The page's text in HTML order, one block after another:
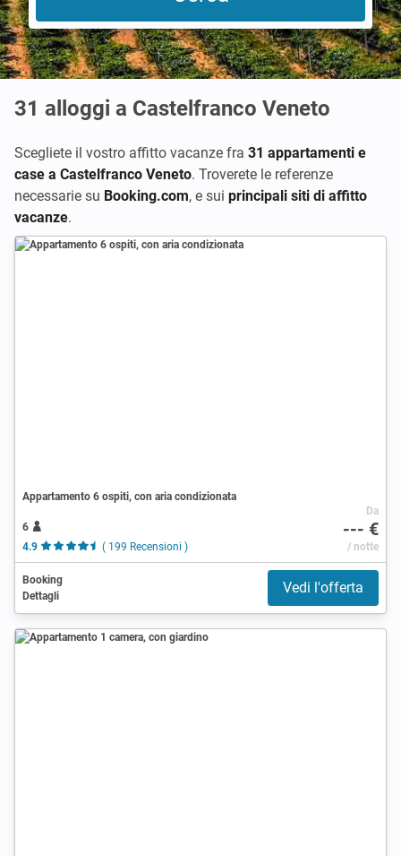
31 alloggi a Castelfranco Veneto
Scegliete il vostro affitto vacanze fra 31 appartamenti e
case a Castelfranco Veneto. Troverete le referenze
necessarie su Booking.com, e sui principali siti di affitto
vacanze.
Appartamento 6 ospiti, con aria condizionata
6
4.9
( 199 Recensioni )
Da
--- €
/ notte
Booking
Dettagli
Vedi l'offerta